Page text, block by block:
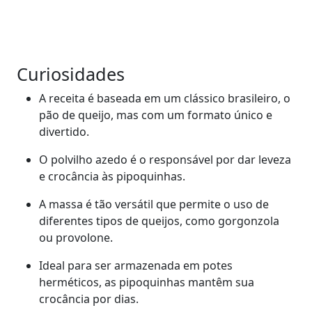
Curiosidades
A receita é baseada em um clássico brasileiro, o
pão de queijo, mas com um formato único e
divertido.
O polvilho azedo é o responsável por dar leveza
e crocância às pipoquinhas.
A massa é tão versátil que permite o uso de
diferentes tipos de queijos, como gorgonzola
ou provolone.
Ideal para ser armazenada em potes
herméticos, as pipoquinhas mantêm sua
crocância por dias.